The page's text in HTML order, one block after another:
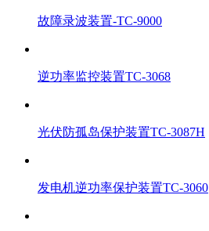
故障录波装置-TC-9000
逆功率监控装置TC-3068
光伏防孤岛保护装置TC-3087H
发电机逆功率保护装置TC-3060